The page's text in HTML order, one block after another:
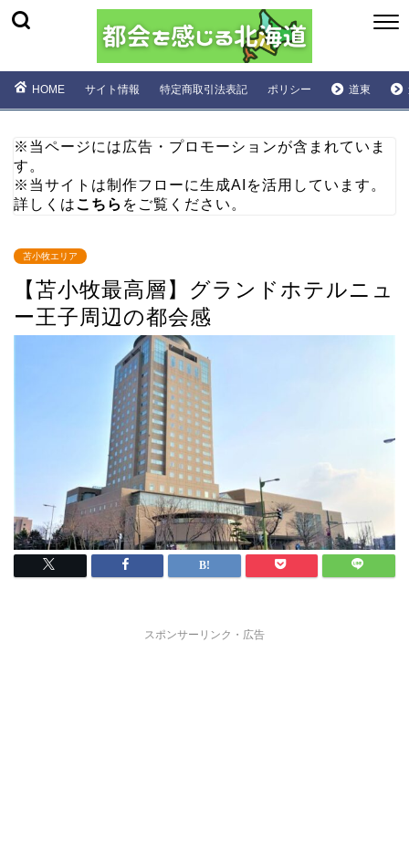
HOME サイト情報 特定商取引法表記 ポリシー 道東
※当ページには広告・プロモーションが含まれていま
す。
※当サイトは制作フローに生成AIを活用しています。
詳しくはこちら をご覧ください。
苫小牧エリア
【苫小牧最高層】グランドホテルニュ
ー王子周辺の都会感
スポンサーリンク・広告